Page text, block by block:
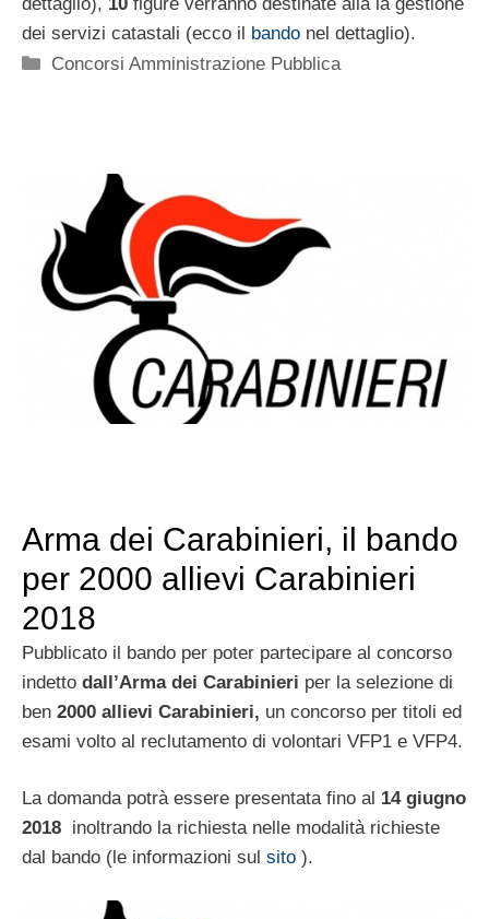
dei servizi catastali (ecco il
bando nel dettaglio).
Categorie
Concorsi Amministrazione Pubblica
Arma dei Carabinieri, il bando
per 2000 allievi Carabinieri
2018
Pubblicato il bando per poter partecipare al concorso
indetto dall’Arma dei Carabinieri per la selezione di
ben 2000 allievi Carabinieri, un concorso per titoli ed
esami volto al reclutamento di volontari VFP1 e VFP4.
La domanda potrà essere presentata fino al 14 giugno
2018 inoltrando la richiesta nelle modalità richieste
dal bando (le informazioni sul sito ).